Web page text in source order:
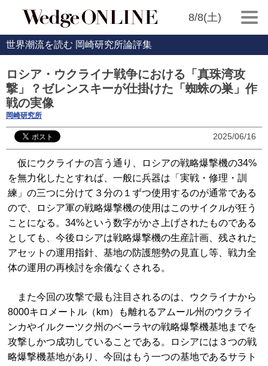
8/8(土)
世界潮流を読む 岡崎研究所論評集
ロシア・ウクライナ戦争における「真珠湾攻
撃」？ゼレンスキーが仕掛けた「蜘蛛の巣」作
戦の実像
岡崎研究所
2025/06/16
仮にウクライナの言う通り、ロシアの戦略爆撃機の34%
を無力化したとすれば、一般に兵器は「実戦・修理・訓
練」の三つに分けて３分の１ずつ使用するのが通常である
ので、ロシア軍の戦略爆撃機の使用はこのサイクルが狂う
ことになる。34%という数字がかさ上げされたものである
としても、今後ロシアは戦略爆撃機の生産計画、残された
アセットの運用指針、基地の防護態勢の見直し等、戦力全
体の運用の再検討を余儀なくされる。
また今回の攻撃で最も注目されるのは、ウクライナから
8000キロメートル（km）も離れるアムール州のウクライ
ンカやイルクーツク州のベーラヤの戦略爆撃機基地までを
攻撃しかつ成功していることである。ロシアには３つの戦
略爆撃機基地があり、今回はもう一つの基地であるサラト